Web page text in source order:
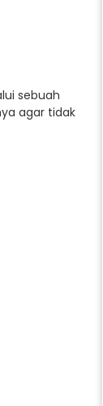
sebuah
agar tidak